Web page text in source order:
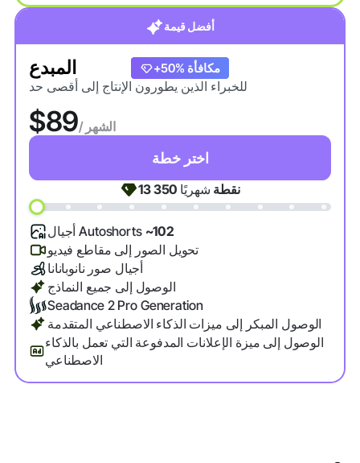
أفضل قيمة
المبدع
للخبراء الذين يطورون الإنتاج إلى أقصى حد
$89 / الشهر
اختر خطة
+20% مكافأة
+50% مكافأة
13 350 نقطة شهريًا
أجيال Autoshorts ~102
تحويل الصور إلى مقاطع فيديو
أجيال صور نانوبانانا
الوصول إلى جميع النماذج
Seadance 2 Pro Generation
الوصول المبكر إلى ميزات الذكاء الاصطناعي المتقدمة
الوصول إلى ميزة الإعلانات المدفوعة التي تعمل بالذكاء
الاصطناعي